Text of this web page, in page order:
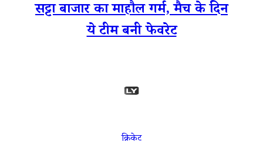
सट्टा बाजार का माहौल गर्म, मैच के दिन
ये टीम बनी फेवरेट